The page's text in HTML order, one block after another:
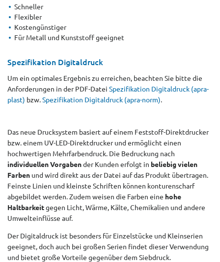
Schneller
Flexibler
Kostengünstiger
Für Metall und Kunststoff geeignet
Spezifikation Digitaldruck
Um ein optimales Ergebnis zu erreichen, beachten Sie bitte die
Anforderungen in der PDF-Datei Spezifikation Digitaldruck (apra-
plast) bzw.Spezifikation Digitaldruck (apra-norm).
Das neue Drucksystem basiert auf einem Feststoff-Direktdrucker
bzw. einem UV-LED-Direktdrucker und ermöglicht einen
hochwertigen Mehrfarbendruck. Die Bedruckung nach
individuellen Vorgabender Kunden erfolgt in beliebig vielen
Farben und wird direkt aus der Datei auf das Produkt übertragen.
Feinste Linien und kleinste Schriften können konturenscharf
abgebildet werden. Zudem weisen die Farben eine hohe
Haltbarkeitgegen Licht, Wärme, Kälte, Chemikalien und andere
Umwelteinflüsse auf.
Der Digitaldruck ist besonders für Einzelstücke und Kleinserien
geeignet, doch auch bei großen Serien findet dieser Verwendung
und bietet große Vorteile gegenüber dem Siebdruck.